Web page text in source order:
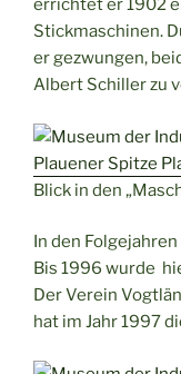
errichtet er 1902
Stickmaschinen.
er gezwungen,
Albert Schiller zu
Blick in den
In den
Bis 1996 wurde
Der Verein
hat im Jahr 1997